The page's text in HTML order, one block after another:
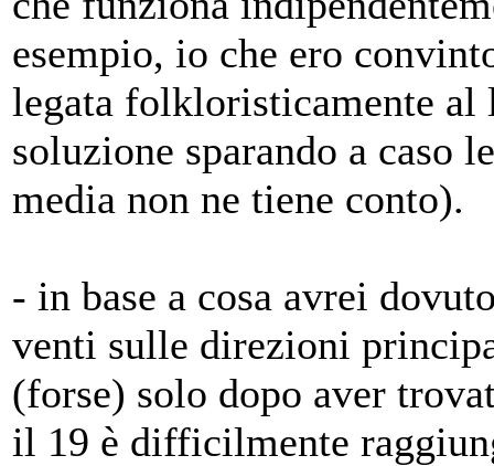
esempio, io che ero
legata folkloristicamente al
soluzione sparando a caso
media non ne tiene conto).
- in base a cosa avrei
venti sulle direzioni
(forse) solo dopo aver
il 19 è difficilmente